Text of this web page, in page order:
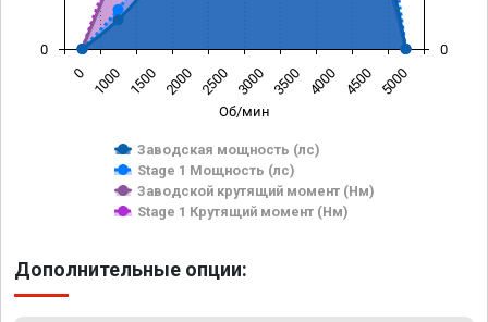
Об/мин
Заводская мощность (лс)
Stage 1 Мощность (лс)
Заводской крутящий момент (Нм)
Stage 1 Крутящий момент (Нм)
0 1000 1500 2000 2500 3000 3500 4000 4500 5000
0 0
Дополнительные опции: